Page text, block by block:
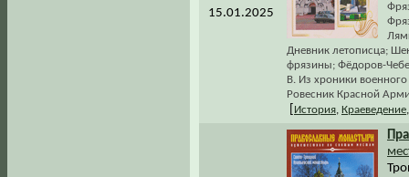
15.01.2025
Дневник летописца;
фрязины; Фёдоров-
В. Из хроники
Ровесник Красной
История, Краеведение